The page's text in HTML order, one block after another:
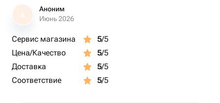
А
Аноним
Июнь 2026
Сервис магазина 5/5
Цена/Качество
5/5
Доставка
5/5
Соответствие
5/5